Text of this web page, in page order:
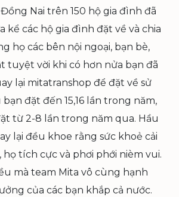
Nai trên 150 hộ gia đình đã
kể các hộ gia đình đặt về và chia
họ các bên nội ngoại, bạn bè,
tuyệt vời khi có hơn nửa bạn đã
lại mitatranshop để đặt về sử
đặt đến 15,16 lần trong năm,
từ 2-8 lần trong năm qua. Hầu
lại đều khoe rằng sức khoẻ cải
tích cực và phơi phới nièm vui.
mà team Mita vô cùng hạnh
của các bạn khắp cả nước.